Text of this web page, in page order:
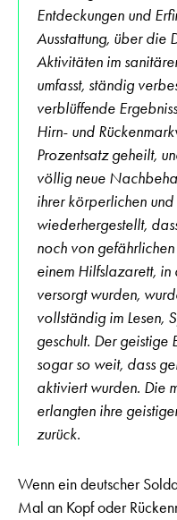
Entdeckungen und
Ausstattung, über die
Aktivitäten im
umfasst, ständig
verblüffende
Hirn- und
Prozentsatz geheilt,
völlig neue
ihrer körperlichen
wiederhergestellt,
noch von
einem Hilfslazarett,
versorgt wurden,
vollständig im Lesen,
geschult. Der geistige
sogar so weit, dass
aktiviert wurden. Die
erlangten ihre
zurück.
Wenn ein deutscher
Mal an Kopf oder